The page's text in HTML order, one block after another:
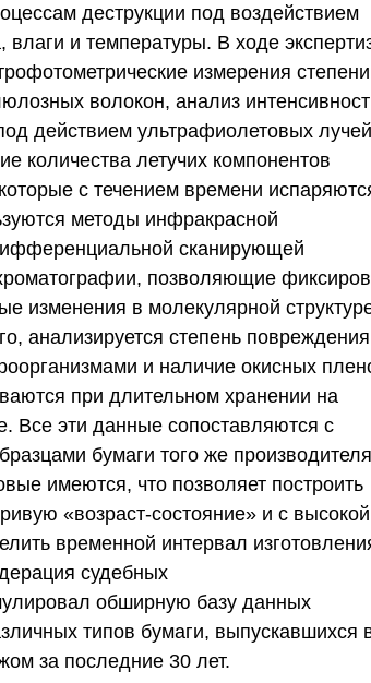
деструкции под воздействием
влаги и температуры. В ходе
измерения степени
волокон, анализ
действием ультрафиолетовых
количества летучих компонентов
с течением времени
методы инфракрасной
сканирующей
позволяющие
изменения в молекулярной
анализируется степень повреждения
и наличие окисных
при длительном хранении на
Все эти данные сопоставляются с
бумаги того же
имеются, что позволяет построить
«возраст-состояние» и с высокой
временной интервал
судебных
обширную базу данных
типов бумаги, выпускавшихся
за последние 30 лет.